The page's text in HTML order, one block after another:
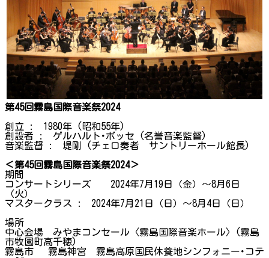
第45回霧島国際音楽祭2024
創立 : 1980年 (昭和55年)
創設者 : ゲルハルト･ボッセ (名誉音楽監督)
音楽監督 : 堤剛 (チェロ奏者 サントリーホール館長)
＜第45回霧島国際音楽祭2024＞
期間
コンサートシリーズ 2024年7月19日（金）～8月6日
（火）
マスタークラス : 2024年7月21日（日）～8月4日（日）
場所
中心会場 みやまコンセール〈霧島国際音楽ホール〉(霧島
市牧園町高千穂)
霧島市 霧島神宮 霧島高原国民休養地シンフォニー･コテ